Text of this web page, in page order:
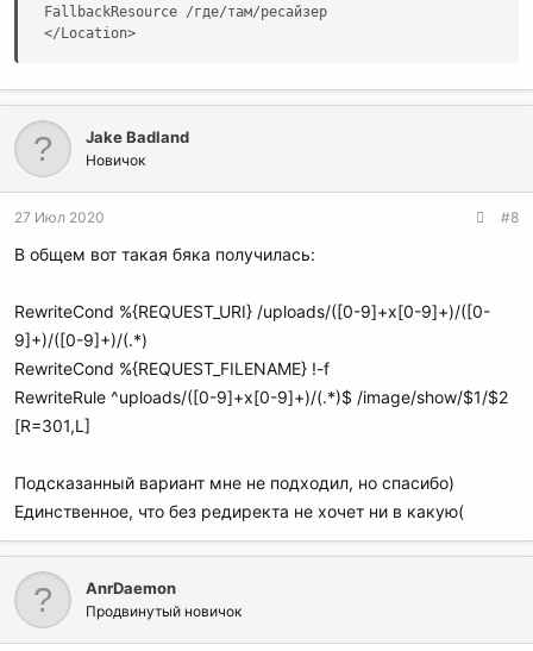
FallbackResource /где/там/ресайзер
</Location>
Jake Badland
Новичок
27 Июл 2020 #8
В общем вот такая бяка получилась:
RewriteCond %{REQUEST_URI} /uploads/([0-9]+x[0-9]+)/([0-
9]+)/([0-9]+)/(.*)
RewriteCond %{REQUEST_FILENAME} !-f
RewriteRule ^uploads/([0-9]+x[0-9]+)/(.*)$ /image/show/$1/$2
[R=301,L]
Подсказанный вариант мне не подходил, но спасибо)
Единственное, что без редиректа не хочет ни в какую(
AnrDaemon
Продвинутый новичок